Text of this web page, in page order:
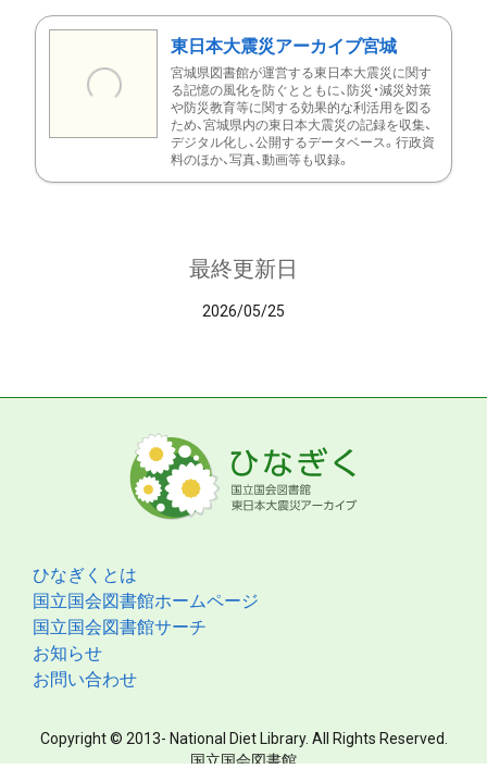
東日本大震災アーカイブ宮城
宮城県図書館が運営する東日本大震災に関す
る記憶の風化を防ぐとともに、防災・減災対策
や防災教育等に関する効果的な利活用を図る
ため、宮城県内の東日本大震災の記録を収集、
デジタル化し、公開するデータベース。行政資
料のほか、写真、動画等も収録。
最終更新日
2026/05/25
ひなぎくとは
国立国会図書館ホームページ
国立国会図書館サーチ
お知らせ
お問い合わせ
Copyright © 2013- National Diet Library. All Rights Reserved.